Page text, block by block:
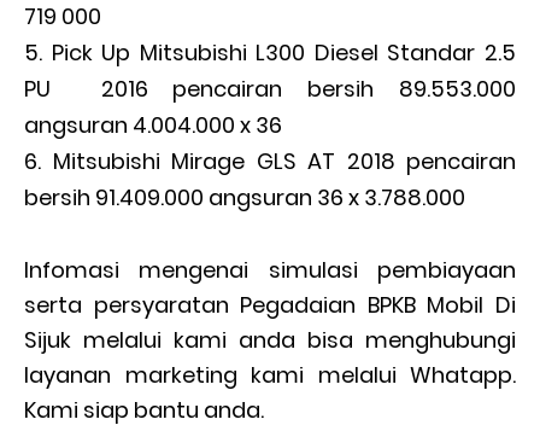
719 000
Pick Up Mitsubishi L300 Diesel Standar 2.5
PU 2016 pencairan bersih 89.553.000
angsuran 4.004.000 x 36
Mitsubishi Mirage GLS AT 2018 pencairan
bersih 91.409.000 angsuran 36 x 3.788.000
Infomasi mengenai simulasi pembiayaan
serta persyaratan Pegadaian BPKB Mobil Di
Sijuk melalui kami anda bisa menghubungi
layanan marketing kami melalui Whatapp.
Kami siap bantu anda.